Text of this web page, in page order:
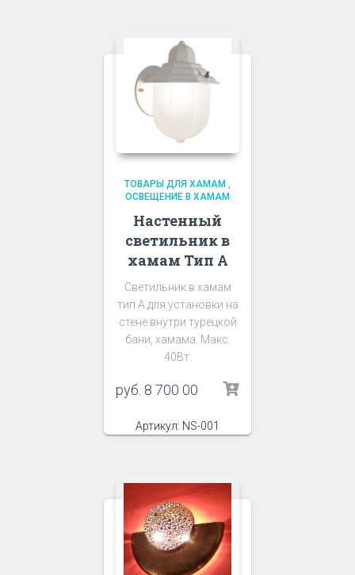
ТОВАРЫ ДЛЯ ХАМАМ ,
ОСВЕЩЕНИЕ В ХАМАМ
Настенный
светильник в
хамам Тип А
Светильник в хамам
тип А для установки на
стене внутри турецкой
бани, хамама. Макс.
40Вт.
руб. 8 700 00
Артикул: NS-001